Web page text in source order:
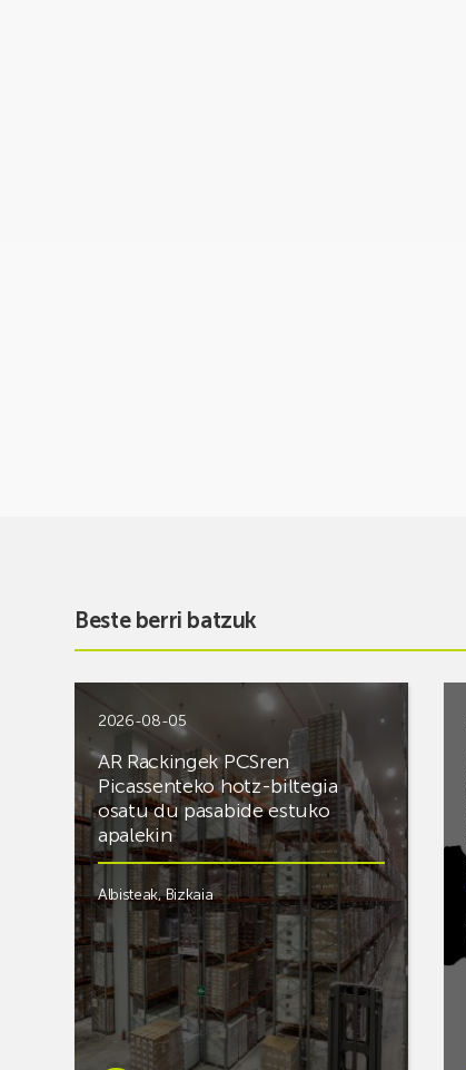
Beste berri batzuk
2026-08-05
AR Rackingek PCSren
Picassenteko hotz-biltegia
osatu du pasabide estuko
apalekin
Albisteak,Bizkaia